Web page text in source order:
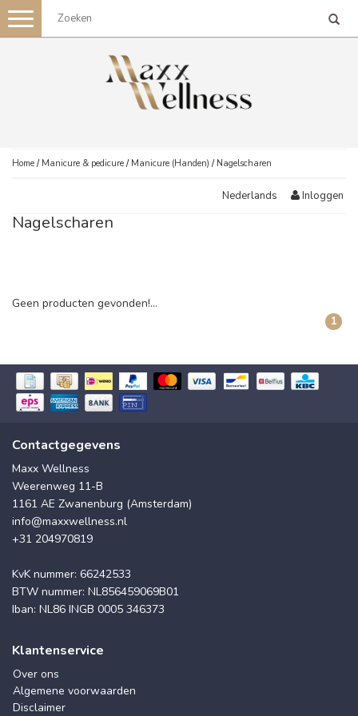
Toggle
navigation
Home / Manicure & pedicure / Manicure (Handen) / Nagelscharen
Nederlands Inloggen
Nagelscharen
Geen producten gevonden!...
1
Contactgegevens
Maxx Wellness
Weerenweg 11-B
1161 AE Zwanenburg (Amsterdam)
info@maxxwellness.nl
+31 204970819
KvK nummer: 66242533
BTW nummer: NL856459069B01
Iban: NL86 INGB 0005 346373
Klantenservice
Over ons
Algemene voorwaarden
Disclaimer